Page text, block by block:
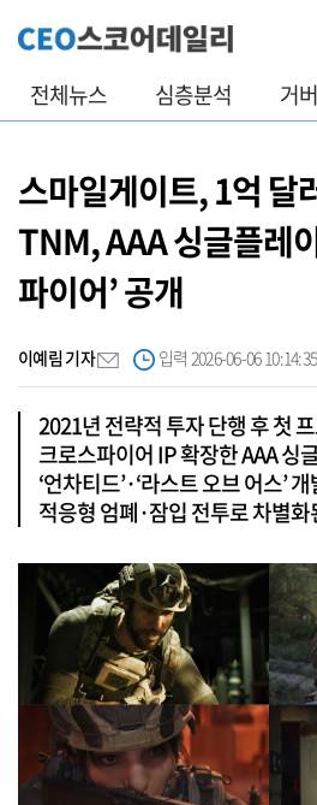
전체뉴스 심층분석 거
스마일게이트, 1억
TNM, AAA 싱글플레
파이어’ 공개
이예림 기자 입력 2026-06-06 10:14:35
2021년 전략적 투자 단행 후 첫
크로스파이어 IP 확장한 AAA 싱
‘언차티드’·‘라스트 오브 어스’
적응형 엄폐·잠입 전투로 차별